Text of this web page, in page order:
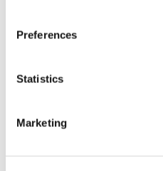
Preferences
Statistics
Marketing